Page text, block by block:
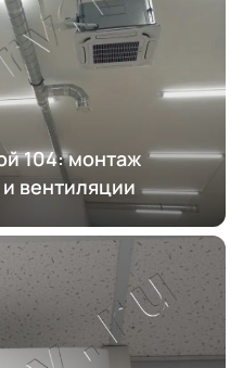
104: монтаж
вентиляции